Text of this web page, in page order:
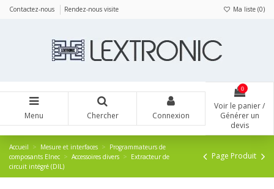
Contactez-nous Rendez-nous visite Ma liste (0)
Menu Chercher Connexion
0
Voir le panier /
Générer un
devis
Accueil Mesure et interfaces
Programmateurs de
composants Elnec
Accessoires divers
Extracteur de
circuit intégré (DIL)
Page Produit
Panneau de gestion des cookies